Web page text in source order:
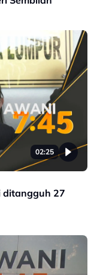
02:25
ditangguh 27